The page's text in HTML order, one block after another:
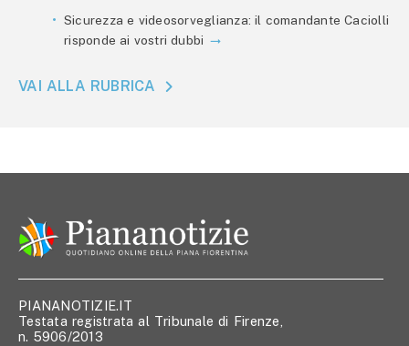
Sicurezza e videosorveglianza: il comandante Caciolli
risponde ai vostri dubbi
VAI ALLA RUBRICA
PIANANOTIZIE.IT
Testata registrata al Tribunale di Firenze,
n. 5906/2013